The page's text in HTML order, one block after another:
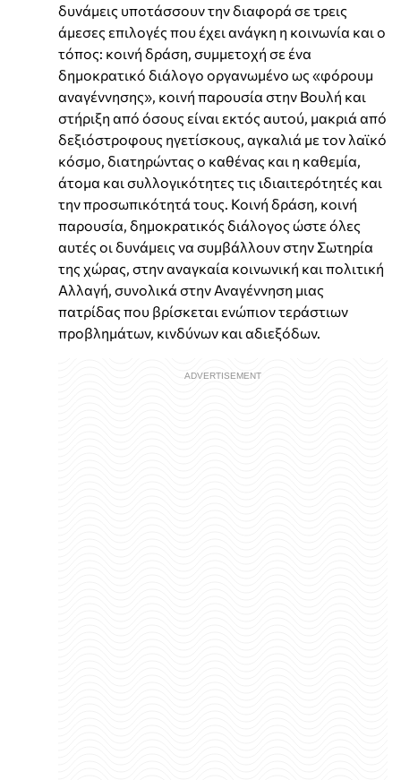
δυνάμεις υποτάσσουν την διαφορά σε τρεις
άμεσες επιλογές που έχει ανάγκη η κοινωνία και ο
τόπος: κοινή δράση, συμμετοχή σε ένα
δημοκρατικό διάλογο οργανωμένο ως «φόρουμ
αναγέννησης», κοινή παρουσία στην Βουλή και
στήριξη από όσους είναι εκτός αυτού, μακριά από
δεξιόστροφους ηγετίσκους, αγκαλιά με τον λαϊκό
κόσμο, διατηρώντας ο καθένας και η καθεμία,
άτομα και συλλογικότητες τις ιδιαιτερότητές και
την προσωπικότητά τους. Κοινή δράση, κοινή
παρουσία, δημοκρατικός διάλογος ώστε όλες
αυτές οι δυνάμεις να συμβάλλουν στην Σωτηρία
της χώρας, στην αναγκαία κοινωνική και πολιτική
Αλλαγή, συνολικά στην Αναγέννηση μιας
πατρίδας που βρίσκεται ενώπιον τεράστιων
προβλημάτων, κινδύνων και αδιεξόδων.